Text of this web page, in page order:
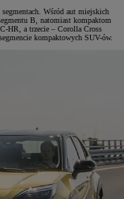
Wśród aut miejskich
B, natomiast kompaktom
HR, a trzecie – Corolla Cross
kompaktowych SUV-ów.